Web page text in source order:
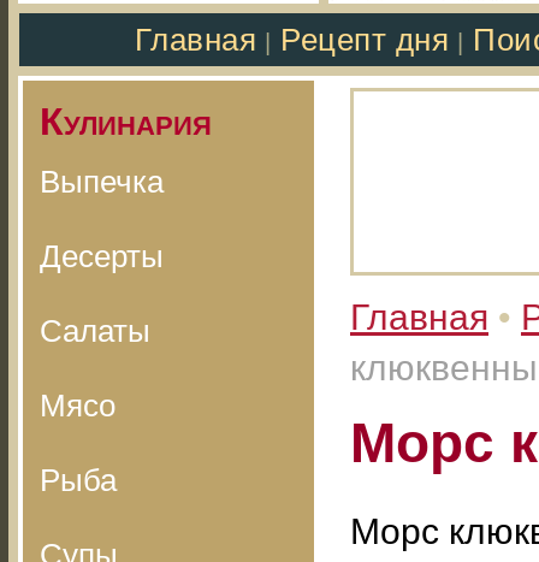
Главная Рецепт дня
Кулинария
Выпечка
Десерты
Салаты
Мясо
Рыба
Супы
Главная •
Морс
Морс